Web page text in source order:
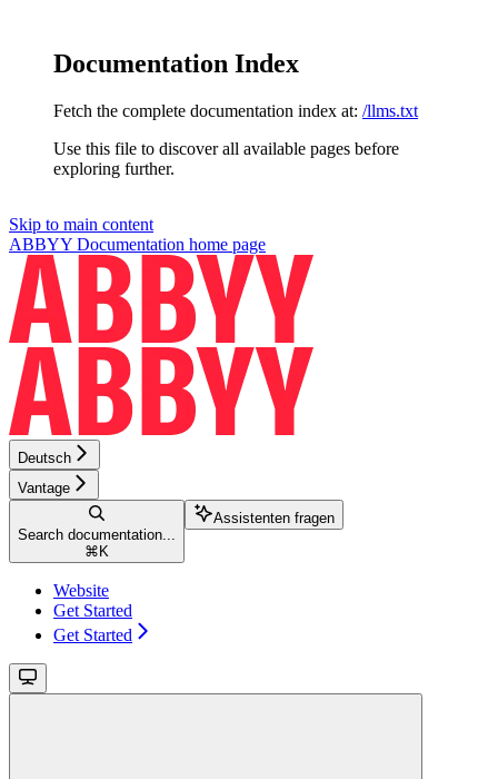
Documentation Index
Fetch the complete documentation index at: /llms.txt
Use this file to discover all available pages before
exploring further.
Skip to main content
ABBYY Documentation home page
Deutsch
Vantage
Search documentation...
⌘ K
Assistenten fragen
Website
Get Started
Get Started